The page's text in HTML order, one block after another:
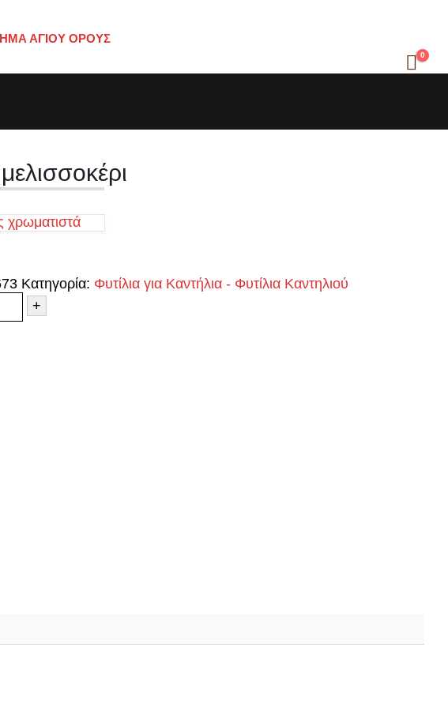
ΑΓΊΟΥ ΌΡΟΥΣ
0
χρωματιστά
Κατηγορία: Φυτίλια για Καντήλια - Φυτίλια Καντηλιού
+